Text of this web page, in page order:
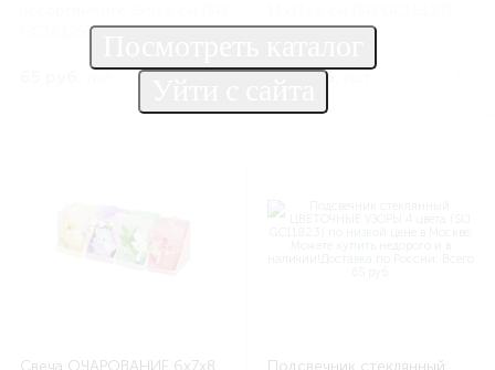
GC16125)
130 руб.
Свеча ОЧАРОВАНИЕ 6х7х8 Подсвечник стеклянный